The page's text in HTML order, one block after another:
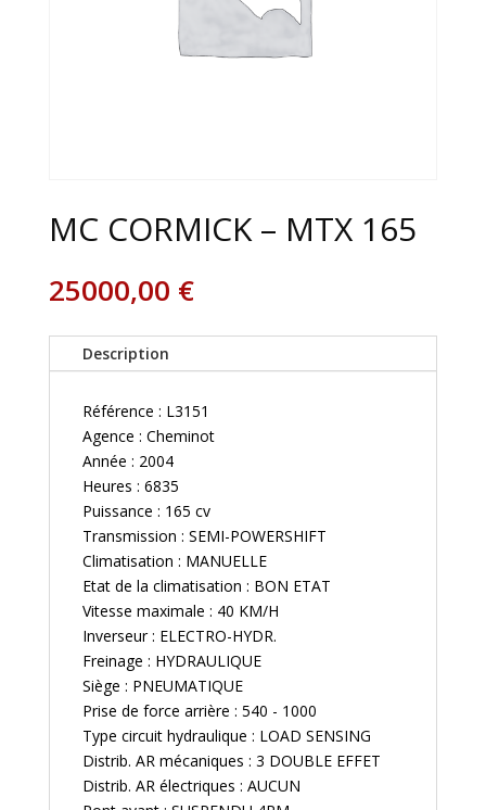
MC CORMICK – MTX 165
25000,00 €
Description
Référence : L3151
Agence : Cheminot
Année : 2004
Heures : 6835
Puissance : 165 cv
Transmission : SEMI-POWERSHIFT
Climatisation : MANUELLE
Etat de la climatisation : BON ETAT
Vitesse maximale : 40 KM/H
Inverseur : ELECTRO-HYDR.
Freinage : HYDRAULIQUE
Siège : PNEUMATIQUE
Prise de force arrière : 540 - 1000
Type circuit hydraulique : LOAD SENSING
Distrib. AR mécaniques : 3 DOUBLE EFFET
Distrib. AR électriques : AUCUN